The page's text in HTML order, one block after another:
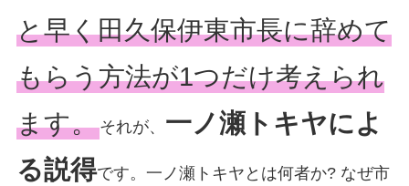
と早く田久保伊東市長に辞めて
もらう方法が1つだけ考えられ
ます。それが、 一ノ瀬トキヤによ
る説得です。一ノ瀬トキヤとは何者か? なぜ市